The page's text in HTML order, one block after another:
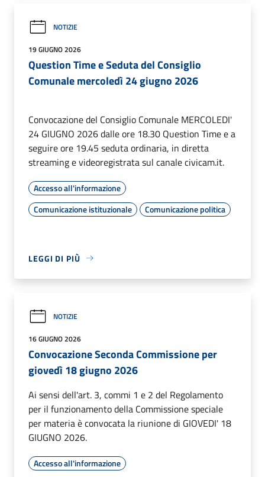
NOTIZIE
19 GIUGNO 2026
Question Time e Seduta del Consiglio
Comunale mercoledì 24 giugno 2026
Convocazione del Consiglio Comunale MERCOLEDI'
24 GIUGNO 2026 dalle ore 18.30 Question Time e a
seguire ore 19.45 seduta ordinaria, in diretta
streaming e videoregistrata sul canale civicam.it.
Accesso all'informazione
Comunicazione istituzionale
Comunicazione politica
LEGGI DI PIÙ
NOTIZIE
16 GIUGNO 2026
Convocazione Seconda Commissione per
giovedì 18 giugno 2026
Ai sensi dell'art. 3, commi 1 e 2 del Regolamento
per il funzionamento della Commissione speciale
per materia è convocata la riunione di GIOVEDI' 18
GIUGNO 2026.
Accesso all'informazione